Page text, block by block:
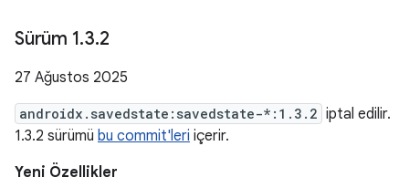
Sürüm 1.3.2
27 Ağustos 2025
androidx.savedstate:savedstate-*:1.3.2 iptal edilir.
1.3.2 sürümü bu commit'leri içerir.
Yeni Özellikler